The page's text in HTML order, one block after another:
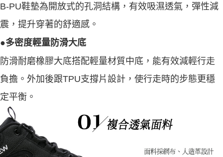
B-PU鞋墊為開放式的孔洞結構，有效吸濕透氣，彈性減
震，提升穿著的舒適感。
●多密度輕量防滑大底
防滑耐磨橡膠大底搭配輕量材質中底，能有效減輕行走
負擔。外加後跟TPU支撐片設計，使行走時的步態更穩
定平衡。